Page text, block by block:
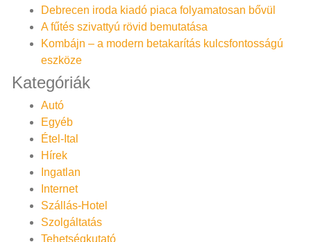
Debrecen iroda kiadó piaca folyamatosan bővül
A fűtés szivattyú rövid bemutatása
Kombájn – a modern betakarítás kulcsfontosságú
eszköze
Kategóriák
Autó
Egyéb
Étel-Ital
Hírek
Ingatlan
Internet
Szállás-Hotel
Szolgáltatás
Tehetségkutató